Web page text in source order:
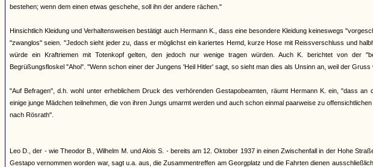
bestehen; wenn dem einen etwas geschehe, soll ihn der andere rächen."
Hinsichtlich Kleidung und Verhaltensweisen bestätigt auch Hermann K., dass eine besondere Kleidung keineswegs
"zwanglos" seien. "Jedoch sieht jeder zu, dass er möglichst ein kariertes Hemd, kurze Hose mit Reissverschluss und
würde ein Kraftriemen mit Totenkopf gelten, den jedoch nur wenige tragen würden. Auch K. berichtet von der
Begrüßungsfloskel "Ahoi". "Wenn schon einer der Jungens 'Heil Hitler' sagt, so sieht man dies als Unsinn an, weil der Gruss
"Auf Befragen", d.h. wohl unter erheblichem Druck des verhörenden Gestapobeamten, räumt Hermann K. ein, "dass
einige junge Mädchen teilnehmen, die von ihren Jungs umarmt werden und auch schon einmal paarweise zu
nach Rösrath".
Leo D., der - wie Theodor B., Wilhelm M. und Alois S. - bereits am 12. Oktober 1937 in einen Zwischenfall in der Hohe
Gestapo vernommen worden war, sagt u.a. aus, die Zusammentreffen am Georgplatz und die Fahrten dienen